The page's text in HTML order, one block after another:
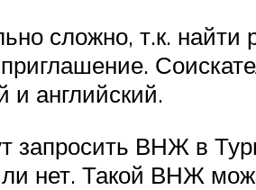
сложно, т.к.
и английский.
запросить ВНЖ в
нет. Такой ВНЖ